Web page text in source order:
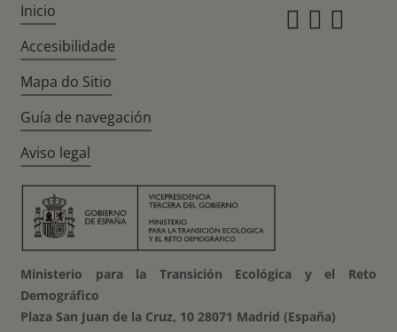
Inicio
Accesibilidade
Mapa do Sitio
Guía de navegación
Aviso legal
Ministerio para la Transición Ecológica y el Reto
Demográfico
Plaza San Juan de la Cruz, 10 28071 Madrid (España)